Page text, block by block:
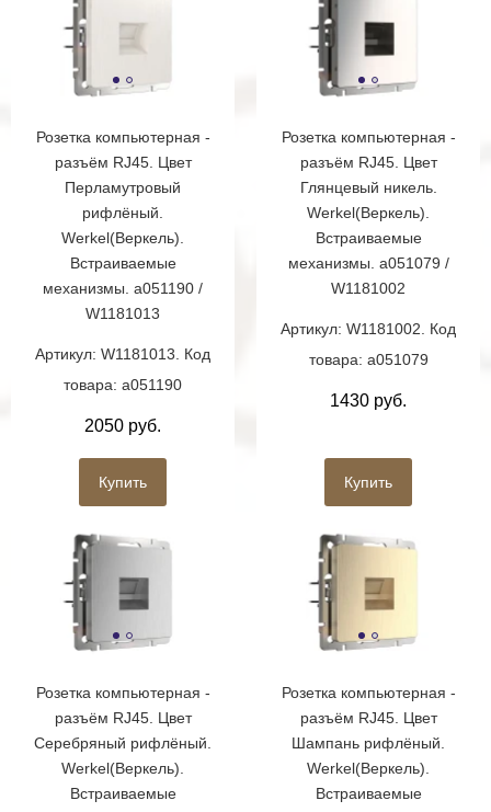
Розетка компьютерная -
разъём RJ45. Цвет
Перламутровый
рифлёный.
Werkel(Веркель).
Встраиваемые
механизмы. a051190 /
W1181013
Артикул: W1181013. Код
товара: a051190
2050 руб.
Купить
Розетка компьютерная -
разъём RJ45. Цвет
Глянцевый никель.
Werkel(Веркель).
Встраиваемые
механизмы. a051079 /
W1181002
Артикул: W1181002. Код
товара: a051079
1430 руб.
Купить
Розетка компьютерная -
разъём RJ45. Цвет
Серебряный рифлёный.
Werkel(Веркель).
Встраиваемые
Розетка компьютерная -
разъём RJ45. Цвет
Шампань рифлёный.
Werkel(Веркель).
Встраиваемые